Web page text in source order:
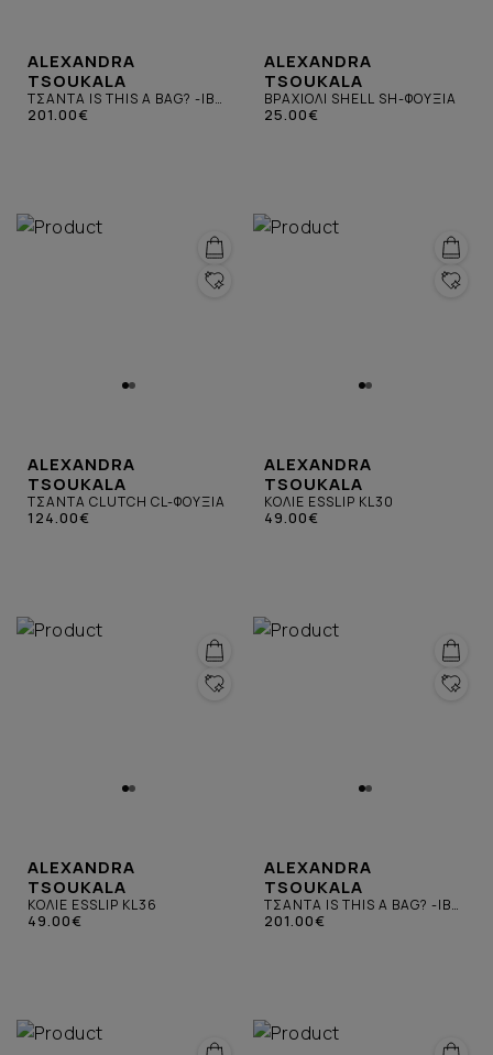
ALEXANDRA
TSOUKALA
ΤΣΑΝΤΑ IS THIS A BAG? -IB-
ΠΟΛΥΧΡΩΜΗ
201.00€
ALEXANDRA
TSOUKALA
ΒΡΑΧΙΟΛΙ SHELL SH-ΦΟΥΞΙΑ
25.00€
ALEXANDRA
TSOUKALA
ΤΣΑΝΤΑ CLUTCH CL-ΦΟΥΞΙΑ
124.00€
ALEXANDRA
TSOUKALA
ΚΟΛΙΕ ESSLIP KL30
49.00€
ALEXANDRA
TSOUKALA
ΚΟΛΙΕ ESSLIP KL36
49.00€
ALEXANDRA
TSOUKALA
ΤΣΑΝΤΑ IS THIS A BAG? -IB-
ΑΣΗΜΙ
201.00€